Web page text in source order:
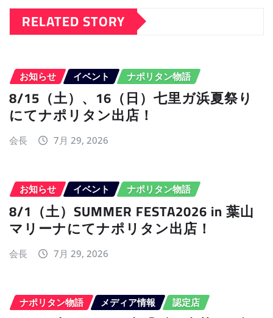
RELATED STORY
お知らせ イベント ナポリタン物語
8/15（土）、16（日）七里ガ浜夏祭り
にてナポリタン出店！
会長 7月 29, 2026
お知らせ イベント ナポリタン物語
8/1（土）SUMMER FESTA2026 in 葉山
マリーナにてナポリタン出店！
会長 7月 29, 2026
ナポリタン物語 メディア情報 認定店